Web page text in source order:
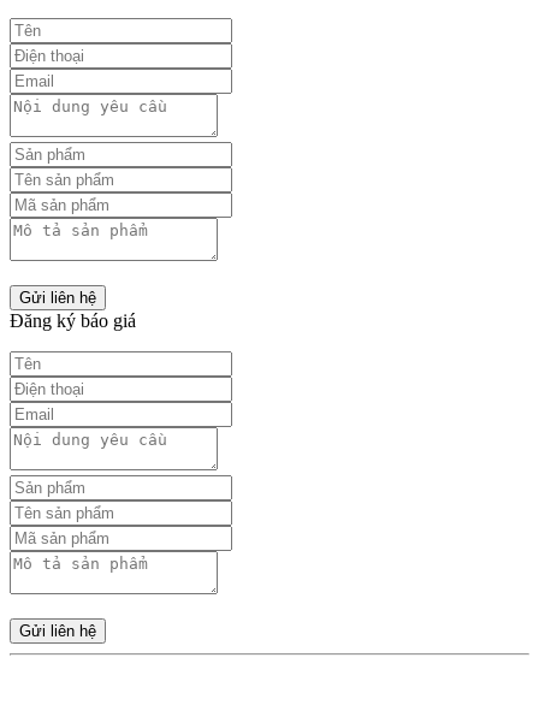
Gửi liên hệ
Đăng ký báo giá
Gửi liên hệ